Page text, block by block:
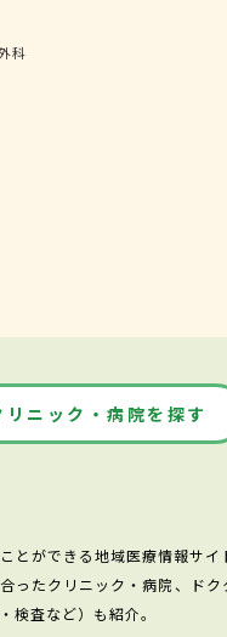
科
リニック・病院を探す
ができる地域医療情報サイ
たクリニック・病院、ドク
検査など）も紹介。